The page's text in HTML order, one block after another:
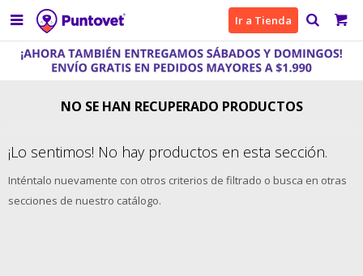
 Ir a Tienda
NO SE HAN RECUPERADO PRODUCTOS
¡Lo sentimos! No hay productos en esta sección.
Inténtalo nuevamente con otros criterios de filtrado o busca en otras
secciones de nuestro catálogo.